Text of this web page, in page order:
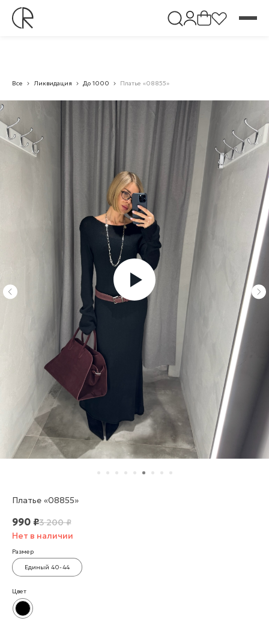
Все Ликвидация До 1000 Платье «08855»
Платье «08855»
990 ₽3 200 ₽
Нет в наличии
Размер
Единый 40-44
Цвет